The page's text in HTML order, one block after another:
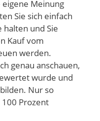
Meinung
Sie sich einfach
halten und Sie
Kauf vom
werden.
genau anschauen,
wurde und
Nur so
Prozent